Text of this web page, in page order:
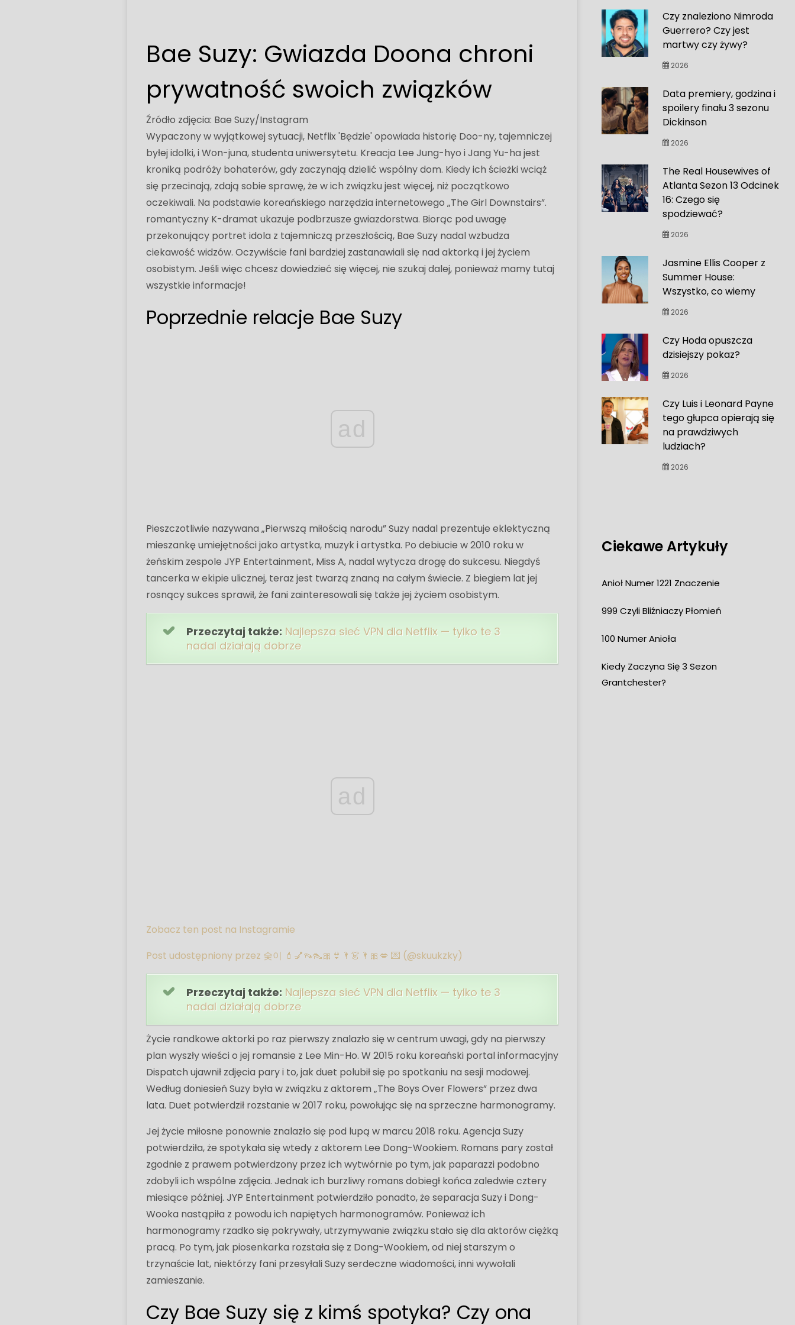
Bae Suzy: Gwiazda Doona chroni
prywatność swoich związków
Źródło zdjęcia: Bae Suzy/Instagram
Wypaczony w wyjątkowej sytuacji, Netflix 'Będzie' opowiada historię Doo-ny, tajemniczej
byłej idolki, i Won-juna, studenta uniwersytetu. Kreacja Lee Jung-hyo i Jang Yu-ha jest
kroniką podróży bohaterów, gdy zaczynają dzielić wspólny dom. Kiedy ich ścieżki wciąż
się przecinają, zdają sobie sprawę, że w ich związku jest więcej, niż początkowo
oczekiwali. Na podstawie koreańskiego narzędzia internetowego „The Girl Downstairs”.
romantyczny K-dramat ukazuje podbrzusze gwiazdorstwa. Biorąc pod uwagę
przekonujący portret idola z tajemniczą przeszłością, Bae Suzy nadal wzbudza
ciekawość widzów. Oczywiście fani bardziej zastanawiali się nad aktorką i jej życiem
osobistym. Jeśli więc chcesz dowiedzieć się więcej, nie szukaj dalej, ponieważ mamy tutaj
wszystkie informacje!
Poprzednie relacje Bae Suzy
ad
Pieszczotliwie nazywana „Pierwszą miłością narodu” Suzy nadal prezentuje eklektyczną
mieszankę umiejętności jako artystka, muzyk i artystka. Po debiucie w 2010 roku w
żeńskim zespole JYP Entertainment, Miss A, nadal wytycza drogę do sukcesu. Niegdyś
tancerka w ekipie ulicznej, teraz jest twarzą znaną na całym świecie. Z biegiem lat jej
rosnący sukces sprawił, że fani zainteresowali się także jej życiem osobistym.
Przeczytaj także: Najlepsza sieć VPN dla Netflix — tylko te 3
nadal działają dobrze
ad
Zobacz ten post na Instagramie
Post udostępniony przez 숮이 💄💅👡👠🎀👙🌂👗🌂🎀💋 💌 (@skuukzky)
Przeczytaj także: Najlepsza sieć VPN dla Netflix — tylko te 3
nadal działają dobrze
Życie randkowe aktorki po raz pierwszy znalazło się w centrum uwagi, gdy na pierwszy
plan wyszły wieści o jej romansie z Lee Min-Ho. W 2015 roku koreański portal informacyjny
Dispatch ujawnił zdjęcia pary i to, jak duet polubił się po spotkaniu na sesji modowej.
Według doniesień Suzy była w związku z aktorem „The Boys Over Flowers” ​​przez dwa
lata. Duet potwierdził rozstanie w 2017 roku, powołując się na sprzeczne harmonogramy.
Jej życie miłosne ponownie znalazło się pod lupą w marcu 2018 roku. Agencja Suzy
potwierdziła, że ​​spotykała się wtedy z aktorem Lee Dong-Wookiem. Romans pary został
zgodnie z prawem potwierdzony przez ich wytwórnie po tym, jak paparazzi podobno
zdobyli ich wspólne zdjęcia. Jednak ich burzliwy romans dobiegł końca zaledwie cztery
miesiące później. JYP Entertainment potwierdziło ponadto, że separacja Suzy i Dong-
Wooka nastąpiła z powodu ich napiętych harmonogramów. Ponieważ ich
harmonogramy rzadko się pokrywały, utrzymywanie związku stało się dla aktorów ciężką
pracą. Po tym, jak piosenkarka rozstała się z Dong-Wookiem, od niej starszym o
trzynaście lat, niektórzy fani przesyłali Suzy serdeczne wiadomości, inni wywołali
zamieszanie.
Czy Bae Suzy się z kimś spotyka? Czy ona
Czy znaleziono Nimroda
Guerrero? Czy jest
martwy czy żywy?
2026
Data premiery, godzina i
spoilery finału 3 sezonu
Dickinson
2026
The Real Housewives of
Atlanta Sezon 13 Odcinek
16: Czego się
spodziewać?
2026
Jasmine Ellis Cooper z
Summer House:
Wszystko, co wiemy
2026
Czy Hoda opuszcza
dzisiejszy pokaz?
2026
Czy Luis i Leonard Payne
tego głupca opierają się
na prawdziwych
ludziach?
2026
Ciekawe Artykuły
Anioł Numer 1221 Znaczenie
999 Czyli Bliźniaczy Płomień
100 Numer Anioła
Kiedy Zaczyna Się 3 Sezon
Grantchester?